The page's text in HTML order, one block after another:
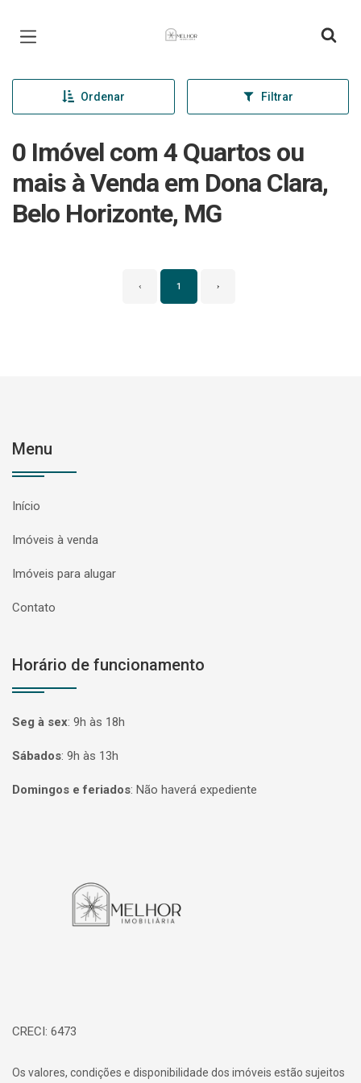
Página inicial
Ordenar Filtrar
0 Imóvel com 4 Quartos ou
mais à Venda em Dona Clara,
Belo Horizonte, MG
‹ 1 ›
Menu
Início
Imóveis à venda
Imóveis para alugar
Contato
Horário de funcionamento
Seg à sex: 9h às 18h
Sábados: 9h às 13h
Domingos e feriados: Não haverá expediente
CRECI: 6473
Os valores, condições e disponibilidade dos imóveis estão sujeitos